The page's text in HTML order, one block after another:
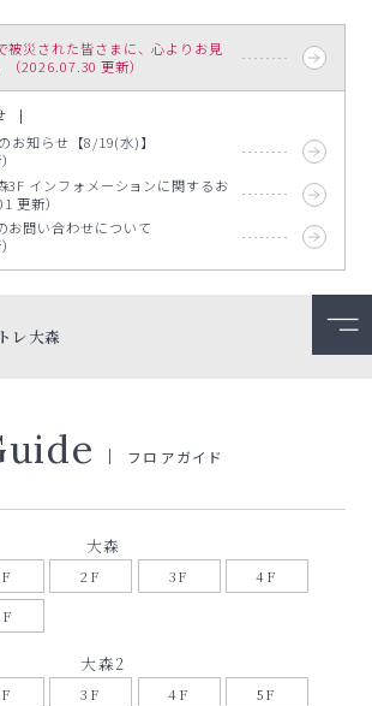
被災された皆さまに、心よりお見
2026.07.30 更新）
お知らせ【8/19(水)】
3F インフォメーションに関するお
更新）
お問い合わせについて
レ大森
フロアガイド
大森
2F 3F 4F
大森2
3F 4F 5F